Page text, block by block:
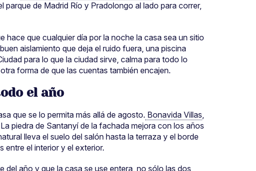
de Madrid Río y Pradolongo al lado para correr,
hace que cualquier día por la noche la casa sea un sitio
aislamiento que deja el ruido fuera, una piscina
para lo que la ciudad sirve, calma para todo lo
forma de que las cuentas también encajen.
el año
que se lo permita más allá de agosto. Bonavida Villas,
piedra de Santanyí de la fachada mejora con los años
lleva el suelo del salón hasta la terraza y el borde
entre el interior y el exterior.
del año y que la casa se use entera, no sólo las dos